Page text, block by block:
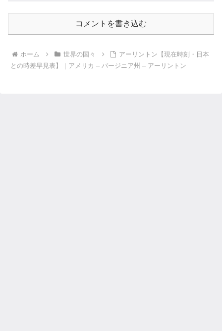
コメントを書き込む
ホーム 世界の国々
アーリントン【現在時刻・日本
との時差早見表】｜アメリカ – バージニア州 – アーリントン